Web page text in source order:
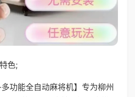
色;
多功能全自动麻将机】专为柳州